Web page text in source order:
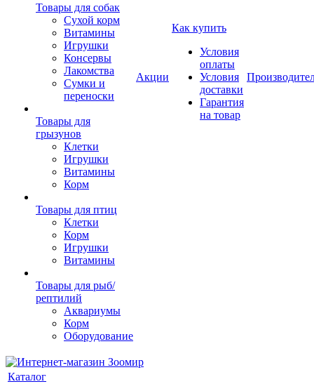
Товары для собак
Cухой корм
Витамины
Игрушки
Консервы
Лакомства
Сумки и
переноски
Товары для
грызунов
Клетки
Игрушки
Витамины
Корм
Товары для птиц
Клетки
Корм
Игрушки
Витамины
Товары для рыб/
рептилий
Аквариумы
Корм
Оборудование
Акции
Как купить
Условия
оплаты
Условия
доставки
Гарантия
на товар
Каталог